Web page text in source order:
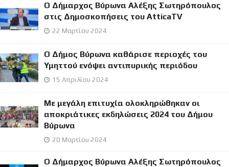
Ο Δήμαρχος Βύρωνα Αλέξης Σωτηρόπουλος
στις Δημοσκοπήσεις του AtticaTV
22 Μαρτίου 2024
Ο Δήμος Βύρωνα καθάρισε περιοχές του
Υμηττού ενόψει αντιπυρικής περιόδου
15 Απριλίου 2024
Με μεγάλη επιτυχία ολοκληρώθηκαν οι
αποκριάτικες εκδηλώσεις 2024 του Δήμου
Βύρωνα
20 Μαρτίου 2024
Ο Δήμαρχος Βύρωνα Αλέξης Σωτηρόπουλος